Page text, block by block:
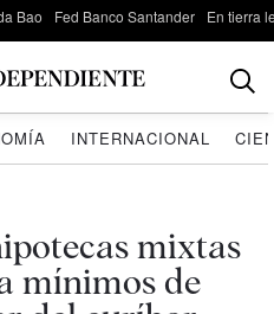
Bao Fed Banco Santander En tierra
INTERNACIONAL
mixtas
mínimos de